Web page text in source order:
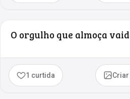
O orgulho que almoça
1 curtida